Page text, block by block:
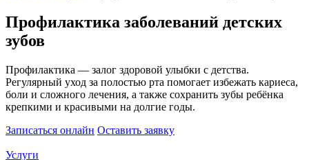
Профилактика заболеваний детских
зубов
Профилактика — залог здоровой улыбки с детства.
Регулярный уход за полостью рта помогает избежать кариеса,
боли и сложного лечения, а также сохранить зубы ребёнка
крепкими и красивыми на долгие годы.
Записаться онлайн Оставить заявку
Услуги